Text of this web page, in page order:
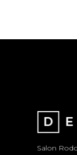
Salon